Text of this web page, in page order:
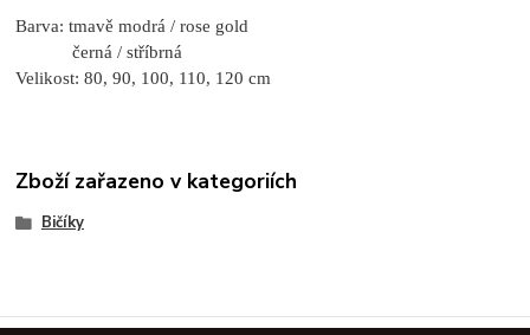
Barva: tmavě modrá / rose gold
černá / stříbrná
Velikost: 80, 90, 100, 110, 120 cm
Zboží zařazeno v kategoriích
Bičíky